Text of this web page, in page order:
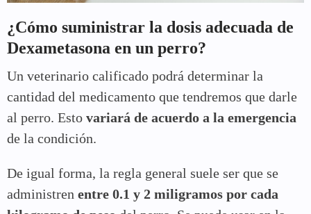
¿Cómo suministrar la dosis adecuada de
Dexametasona en un perro?
Un veterinario calificado podrá determinar la
cantidad del medicamento que tendremos que darle
al perro. Esto variará de acuerdo a la emergencia
de la condición.
De igual forma, la regla general suele ser que se
administren entre 0.1 y 2 miligramos por cada